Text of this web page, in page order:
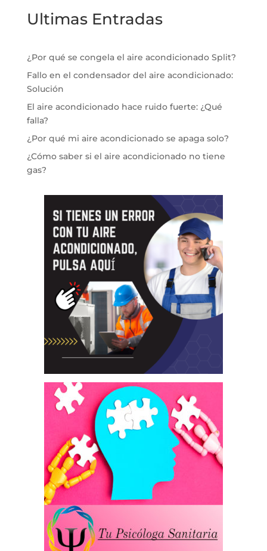
Ultimas Entradas
¿Por qué se congela el aire acondicionado Split?
Fallo en el condensador del aire acondicionado:
Solución
El aire acondicionado hace ruido fuerte: ¿Qué
falla?
¿Por qué mi aire acondicionado se apaga solo?
¿Cómo saber si el aire acondicionado no tiene
gas?